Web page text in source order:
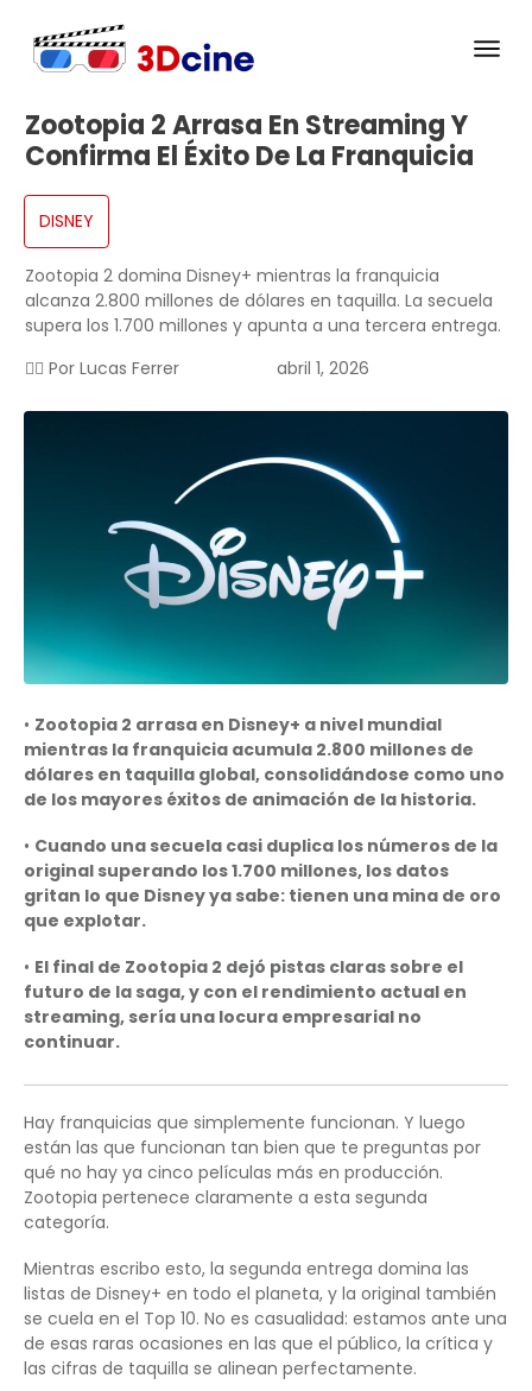
Zootopia 2 Arrasa En Streaming Y
Confirma El Éxito De La Franquicia
DISNEY
Zootopia 2 domina Disney+ mientras la franquicia
alcanza 2.800 millones de dólares en taquilla. La secuela
supera los 1.700 millones y apunta a una tercera entrega.
✍🏻 Por Lucas Ferrer abril 1, 2026
• Zootopia 2 arrasa en Disney+ a nivel mundial
mientras la franquicia acumula 2.800 millones de
dólares en taquilla global, consolidándose como uno
de los mayores éxitos de animación de la historia.
• Cuando una secuela casi duplica los números de la
original superando los 1.700 millones, los datos
gritan lo que Disney ya sabe: tienen una mina de oro
que explotar.
• El final de Zootopia 2 dejó pistas claras sobre el
futuro de la saga, y con el rendimiento actual en
streaming, sería una locura empresarial no
continuar.
Hay franquicias que simplemente funcionan. Y luego
están las que funcionan tan bien que te preguntas por
qué no hay ya cinco películas más en producción.
Zootopia pertenece claramente a esta segunda
categoría.
Mientras escribo esto, la segunda entrega domina las
listas de Disney+ en todo el planeta, y la original también
se cuela en el Top 10. No es casualidad: estamos ante una
de esas raras ocasiones en las que el público, la crítica y
las cifras de taquilla se alinean perfectamente.